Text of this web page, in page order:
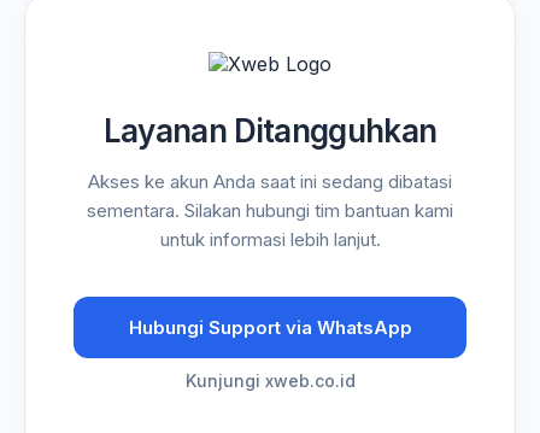
Layanan Ditangguhkan
Akses ke akun Anda saat ini sedang dibatasi
sementara. Silakan hubungi tim bantuan kami
untuk informasi lebih lanjut.
Hubungi Support via WhatsApp
Kunjungi xweb.co.id